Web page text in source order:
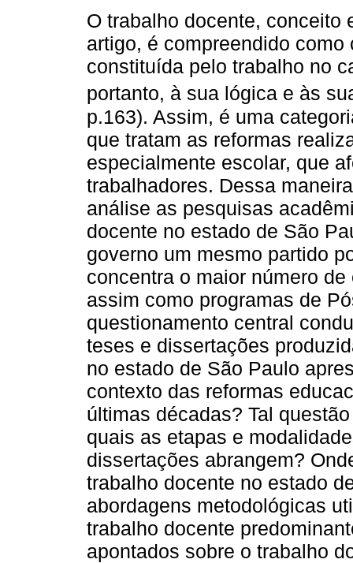
O trabalho docente, conceito
artigo, é compreendido como
constituída pelo trabalho no
portanto, à sua lógica e às
p.163). Assim, é uma
que tratam as reformas
especialmente escolar, que
trabalhadores. Dessa
análise as pesquisas
docente no estado de São
governo um mesmo partido
concentra o maior número
assim como programas de
questionamento central
teses e dissertações
no estado de São Paulo
contexto das reformas
últimas décadas? Tal
quais as etapas e
dissertações abrangem?
trabalho docente no estado
abordagens metodológicas
trabalho docente
apontados sobre o trabalho